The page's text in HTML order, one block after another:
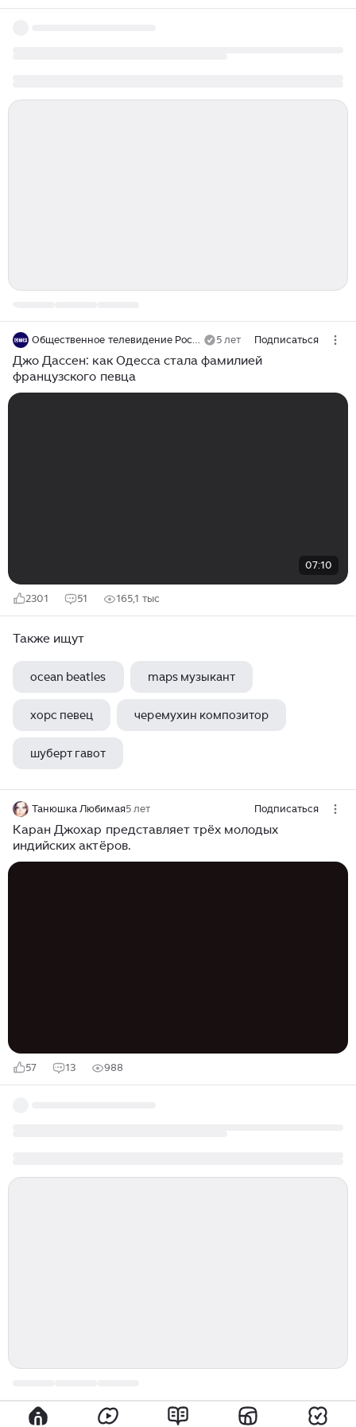
Общественное телевидение России 5 лет Подписаться
Джо Дассен: как Одесса стала фамилией
французского певца
07:10
2301 51 165,1 тыс
Также ищут
ocean beatles maps музыкант
хорс певец черемухин композитор
шуберт гавот
Танюшка Любимая5 лет Подписаться
Каран Джохар представляет трёх молодых
индийских актёров.
57 13 988